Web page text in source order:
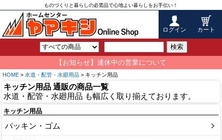
ものづくりと暮らしの必需品で心地よい暮らしをお手伝い！
ログイン カート
検索
【お知らせ】連休中の営業について
HOME > 水道・配管・水廻用品 > キッチン用品
キッチン用品 通販の商品一覧
水道・配管・水廻用品 も幅広く取り揃えております。
キッチン用品
パッキン・ゴム